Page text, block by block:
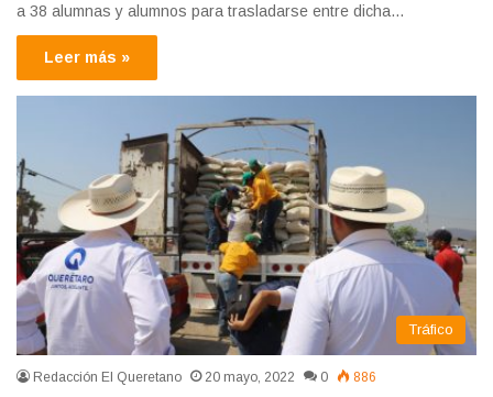
a 38 alumnas y alumnos para trasladarse entre dicha…
Leer más »
Tráfico
Redacción El Queretano 20 mayo, 2022 0 886